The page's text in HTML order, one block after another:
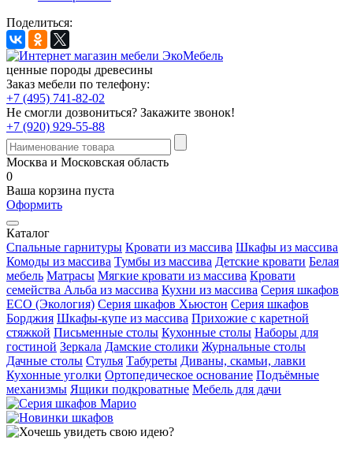
Поделиться:
ценные породы древесины
Заказ мебели по телефону:
+7 (495) 741-82-02
Не смогли дозвониться? Закажите звонок!
+7 (920) 929-55-88
Москва и Московская область
0
Ваша корзина пуста
Оформить
Каталог
Спальные гарнитуры Кровати из массива Шкафы из массива
Комоды из массива Тумбы из массива Детские кровати Белая
мебель Матрасы Мягкие кровати из массива Кровати
семейства Альба из массива Кухни из массива Серия шкафов
ECO (Экология) Серия шкафов Хьюстон Серия шкафов
Борджия Шкафы-купе из массива Прихожие с каретной
стяжкой Письменные столы Кухонные столы Наборы для
гостиной Зеркала Дамские столики Журнальные столы
Дачные столы Стулья Табуреты Диваны, скамьи, лавки
Кухонные уголки Ортопедическое основание Подъёмные
механизмы Ящики подкроватные Мебель для дачи